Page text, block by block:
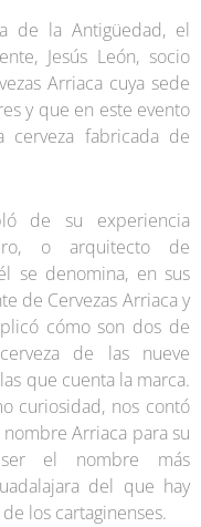
de la Antigüedad, el
Jesús León, socio
Arriaca cuya sede
y que en este evento
cerveza fabricada de
de su experiencia
o arquitecto de
se denomina, en sus
de Cervezas Arriaca y
cómo son dos de
de las nueve
que cuenta la marca.
curiosidad, nos contó
Arriaca para su
el nombre más
del que hay
los cartaginenses.